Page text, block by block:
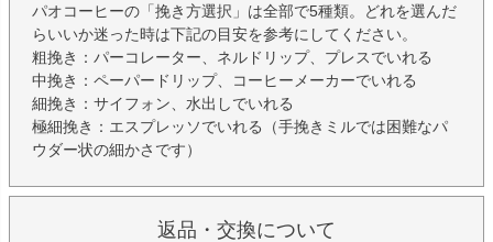
パオコーヒーの「挽き方選択」は全部で5種類。どれを選んだ
らいいか迷った時は下記の目安を参考にしてください。
粗挽き：パーコレーター、ネルドリップ、プレスでいれる
中挽き：ペーパードリップ、コーヒーメーカーでいれる
細挽き：サイフォン、水出しでいれる
極細挽き：エスプレッソでいれる（手挽きミルでは困難なパ
ウダー状の細かさです）
返品・交換について